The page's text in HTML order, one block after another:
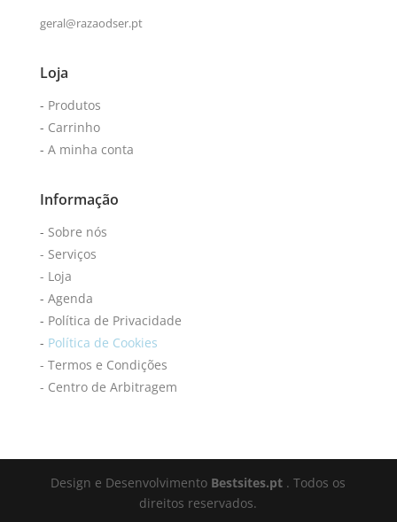
geral@razaodser.pt
Loja
- Produtos
- Carrinho
- A minha conta
Informação
- Sobre nós
- Serviços
- Loja
- Agenda
- Política de Privacidade
- Política de Cookies
- Termos e Condições
- Centro de Arbitragem
Design e Desenvolvimento Bestsites.pt . Todos os
direitos reservados.